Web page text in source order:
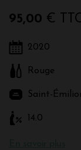
95,00 €
2020
Rouge
Saint-
14.0